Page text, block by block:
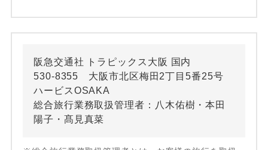
阪急交通社 トラピックス大阪 国内
530-8355 大阪市北区梅田2丁目5番25号
ハービスOSAKA
総合旅行業務取扱管理者：八木佑樹・本田
陽子・髙見真菜